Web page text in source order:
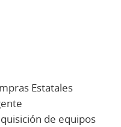
Estatales
de equipos